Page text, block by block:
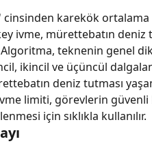
cinsinden karekök
ivme, mürettebatın
teknenin genel
ikincil ve üçüncül
deniz tutması
limiti, görevlerin
için sıklıkla kullanılır.